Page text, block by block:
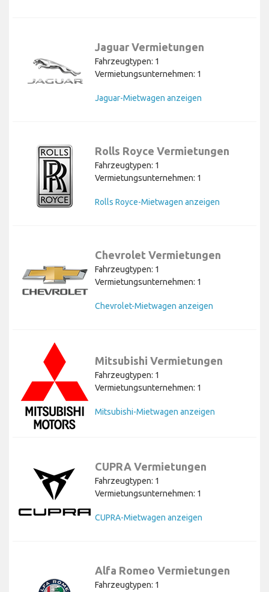
Jaguar Vermietungen
Fahrzeugtypen: 1
Vermietungsunternehmen: 1
Jaguar-Mietwagen anzeigen
Rolls Royce Vermietungen
Fahrzeugtypen: 1
Vermietungsunternehmen: 1
Rolls Royce-Mietwagen anzeigen
Chevrolet Vermietungen
Fahrzeugtypen: 1
Vermietungsunternehmen: 1
Chevrolet-Mietwagen anzeigen
Mitsubishi Vermietungen
Fahrzeugtypen: 1
Vermietungsunternehmen: 1
Mitsubishi-Mietwagen anzeigen
CUPRA Vermietungen
Fahrzeugtypen: 1
Vermietungsunternehmen: 1
CUPRA-Mietwagen anzeigen
Alfa Romeo Vermietungen
Fahrzeugtypen: 1